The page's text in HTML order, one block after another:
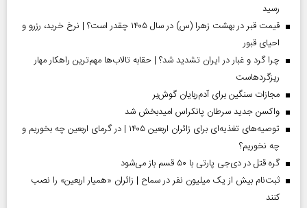
رسید
قیمت قبر در بهشت زهرا (س) در سال ۱۴۰۵ چقدر است؟ | نرخ خرید، رزرو و
احیای قبور
چرا گرد و غبار در ایران تشدید شد؟ | حقابه تالاب‌ها مهم‌ترین راهکار مهار
ریزگردهاست
مجازات سنگین برای آدم‌ربایان گوش‌بر
واکسن جدید سرطان پانکراس امیدبخش شد
توصیه‌های تغذیه‌ای برای زائران اربعین ۱۴۰۵ | در گرمای اربعین چه بخوریم و
چه نخوریم؟
گره قتل در دی‌جی پارتی با ۵۰ قسم باز می‌شود
ثبت‌نام بیش از یک میلیون نفر در سماح | زائران «همیار اربعین» را نصب
کنند